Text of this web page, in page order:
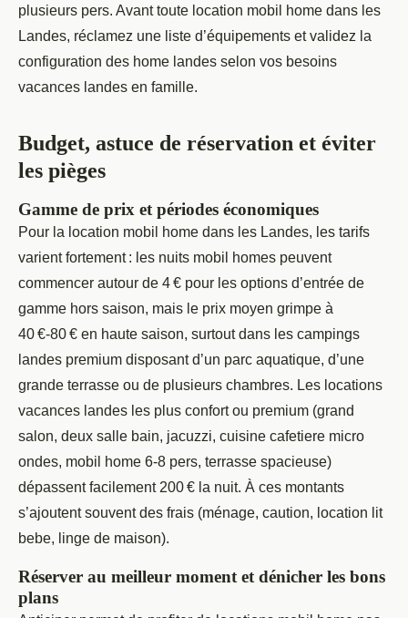
plusieurs pers. Avant toute location mobil home dans les
Landes, réclamez une liste d’équipements et validez la
configuration des home landes selon vos besoins
vacances landes en famille.
Budget, astuce de réservation et éviter
les pièges
Gamme de prix et périodes économiques
Pour la location mobil home dans les Landes, les tarifs
varient fortement : les nuits mobil homes peuvent
commencer autour de 4 € pour les options d’entrée de
gamme hors saison, mais le prix moyen grimpe à
40 €-80 € en haute saison, surtout dans les campings
landes premium disposant d’un parc aquatique, d’une
grande terrasse ou de plusieurs chambres. Les locations
vacances landes les plus confort ou premium (grand
salon, deux salle bain, jacuzzi, cuisine cafetiere micro
ondes, mobil home 6-8 pers, terrasse spacieuse)
dépassent facilement 200 € la nuit. À ces montants
s’ajoutent souvent des frais (ménage, caution, location lit
bebe, linge de maison).
Réserver au meilleur moment et dénicher les bons
plans